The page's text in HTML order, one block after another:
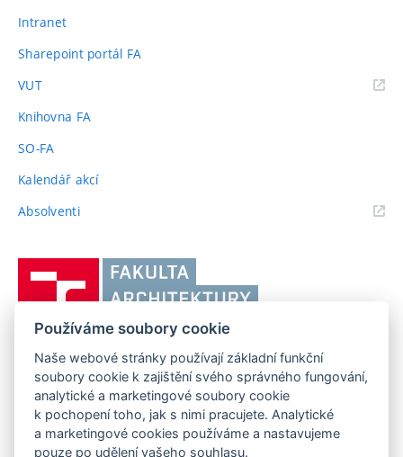
Intranet
Sharepoint portál FA
VUT(externí
Knihovna FA
SO-FA
Kalendář akcí
Absolventi(externí
učení
Brně,
Fakulta
architektury
FAKULTA ARCHITEKTURY VUT V BRNĚ
Poříčí 273/5, 639 00 Brno
Telefon: 54114 6600
www.fa.vutbr.cz
info@fa.vutbr.cz
Používáme soubory cookie
Naše webové stránky používají základní funkční
soubory cookie k zajištění svého správného fungování,
analytické a marketingové soubory cookie
k pochopení toho, jak s nimi pracujete. Analytické
a marketingové cookies používáme a nastavujeme
pouze po udělení vašeho souhlasu.